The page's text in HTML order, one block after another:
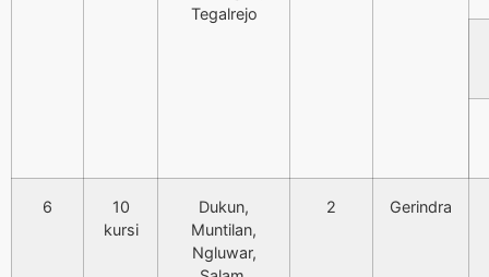
Tegalrejo
6
10
kursi
Dukun,
Muntilan,
Ngluwar,
2 Gerindra